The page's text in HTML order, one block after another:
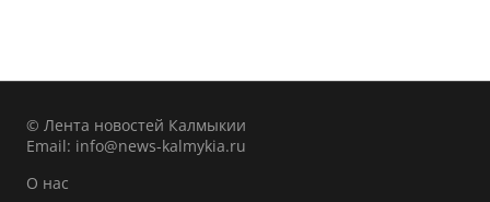
© Лента новостей Калмыкии
Email: info@news-kalmykia.ru
О нас